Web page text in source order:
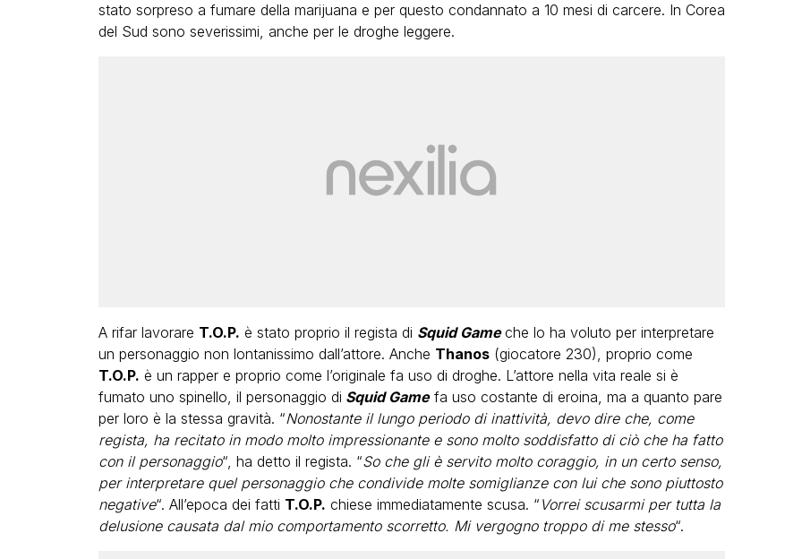
stato sorpreso a fumare della marijuana e per questo condannato a 10 mesi di carcere. In Corea
del Sud sono severissimi, anche per le droghe leggere.
A rifar lavorare T.O.P. è stato proprio il regista di Squid Game che lo ha voluto per interpretare
un personaggio non lontanissimo dall’attore. Anche Thanos(giocatore 230), proprio come
T.O.P. è un rapper e proprio come l’originale fa uso di droghe. L’attore nella vita reale si è
fumato uno spinello, il personaggio di Squid Gamefa uso costante di eroina, ma a quanto pare
per loro è la stessa gravità. “Nonostante il lungo periodo di inattività, devo dire che, come
regista, ha recitato in modo molto impressionante e sono molto soddisfatto di ciò che ha fatto
con il personaggio“, ha detto il regista. “So che gli è servito molto coraggio, in un certo senso,
per interpretare quel personaggio che condivide molte somiglianze con lui che sono piuttosto
negative“. All’epoca dei fatti T.O.P. chiese immediatamente scusa. “ Vorrei scusarmi per tutta la
delusione causata dal mio comportamento scorretto. Mi vergogno troppo di me stesso“.